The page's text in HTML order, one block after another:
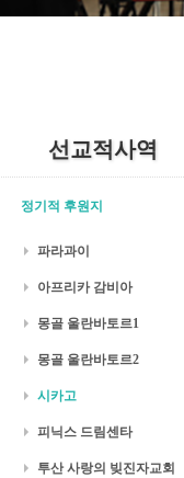
선교적사역
정기적 후원지
파라과이
아프리카 감비아
몽골 울란바토르1
몽골 울란바토르2
시카고
피닉스 드림센타
투산 사랑의 빚진자교회